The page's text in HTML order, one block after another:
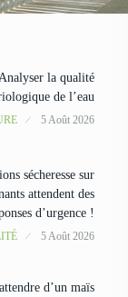
la qualité
de l’eau
5 Août 2026
sécheresse sur
attendent des
d’urgence !
5 Août 2026
d’un maïs